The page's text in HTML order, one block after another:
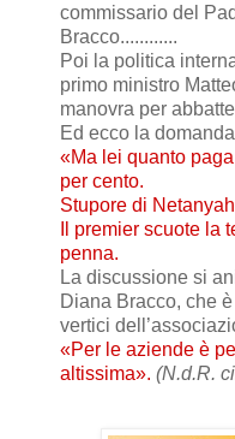
commissario del
Bracco............
Poi la politica
primo ministro
manovra per
Ed ecco la
«Ma lei quanto
per cento.
Stupore di
Il premier scuote la
penna.
La discussione si
Diana Bracco, che
vertici
«Per le aziende è
altissima». (N.d.R.